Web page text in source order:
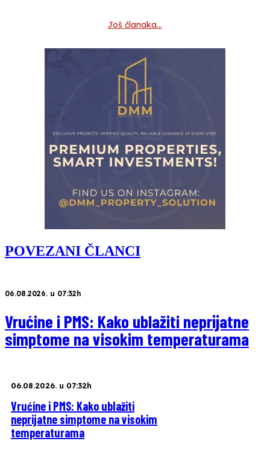
Još članaka…
POVEZANI ČLANCI
06.08.2026. u 07:32h
Vrućine i PMS: Kako ublažiti neprijatne
simptome na visokim temperaturama
06.08.2026. u 07:32h
Vrućine i PMS: Kako ublažiti
neprijatne simptome na visokim
temperaturama